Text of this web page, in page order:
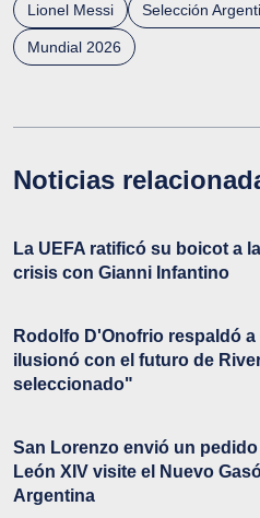
Lionel Messi Selección
Mundial 2026
Noticias
La UEFA ratificó su boicot a
crisis con Gianni Infantino
Rodolfo D'Onofrio respaldó
ilusionó con el futuro de
seleccionado"
San Lorenzo envió un
León XIV visite el Nuevo
Argentina